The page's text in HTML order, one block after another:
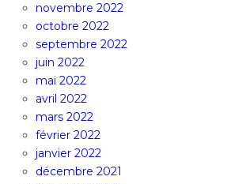
novembre 2022
octobre 2022
septembre 2022
juin 2022
mai 2022
avril 2022
mars 2022
février 2022
janvier 2022
décembre 2021